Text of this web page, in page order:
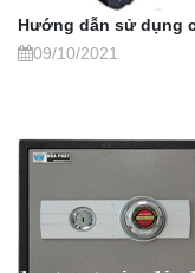
Hướng dẫn sử dụng
09/10/2021